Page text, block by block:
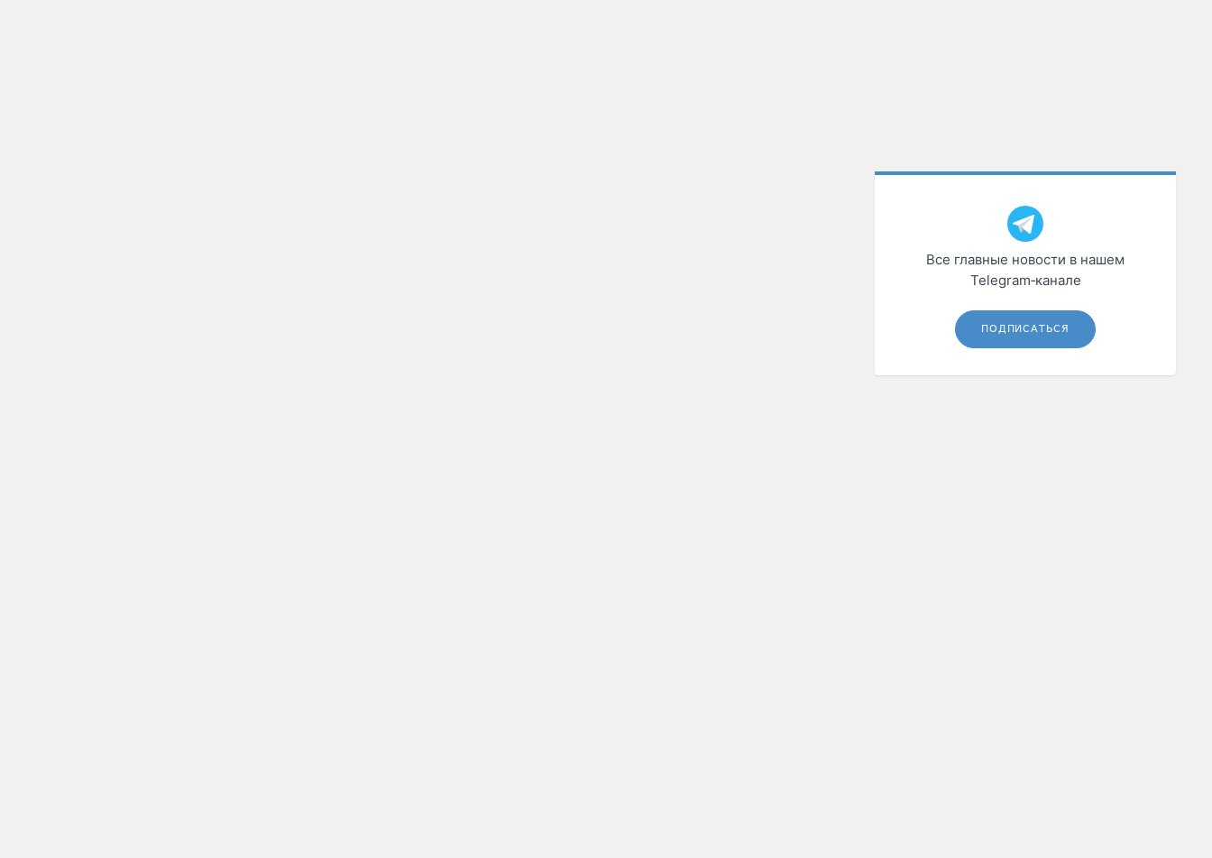
Все главные новости в нашем
Telegram‑канале
ПОДПИСАТЬСЯ